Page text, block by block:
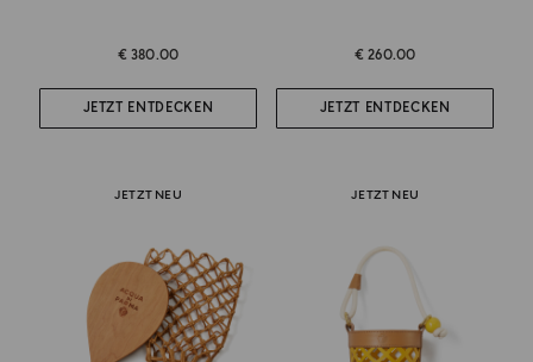
€ 380.00
JETZT ENTDECKEN
€ 260.00
JETZT ENTDECKEN
JETZT NEU JETZT NEU